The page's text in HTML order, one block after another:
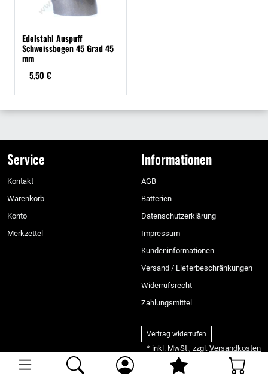
Edelstahl Auspuff
Schweissbogen 45 Grad 45
mm
5,50 €
Service
Kontakt
Warenkorb
Konto
Merkzettel
Informationen
AGB
Batterien
Datenschutzerklärung
Impressum
Kundeninformationen
Versand / Lieferbeschränkungen
Widerrufsrecht
Zahlungsmittel
Vertrag widerrufen
* inkl. MwSt., zzgl. Versandkosten